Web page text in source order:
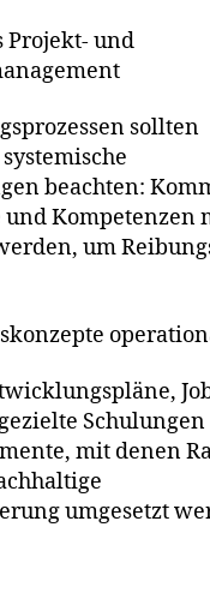
Projekt- und
sollten
beachten:
und Kompetenzen
um
mit denen
umgesetzt